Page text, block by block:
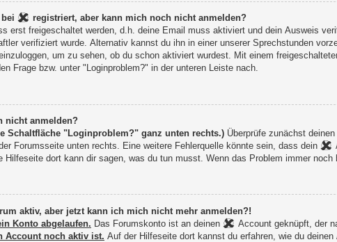
registriert, aber kann mich noch nicht anmelden?
erst freigeschaltet werden, d.h. deine Email muss aktiviert und dein Ausweis
verifiziert wurde. Alternativ kannst du ihn in einer unserer Sprechstunden
um zu sehen, ob du schon aktiviert wurdest. Mit einem
Frage bzw. unter "Loginproblem?" in der unteren Leiste nach.
nicht anmelden?
Schaltfläche "Loginproblem?" ganz unten rechts.) Überprüfe zunächst
der Forumsseite unten rechts. Eine weitere Fehlerquelle könnte sein, dass dein
Hilfeseite dort kann dir sagen, was du tun musst. Wenn das Problem immer
aktiv, aber jetzt kann ich mich nicht mehr anmelden?!
Konto abgelaufen. Das Forumskonto ist an deinen Account geknüpft, der
Account noch aktiv ist. Auf der Hilfeseite dort kannst du erfahren, wie du